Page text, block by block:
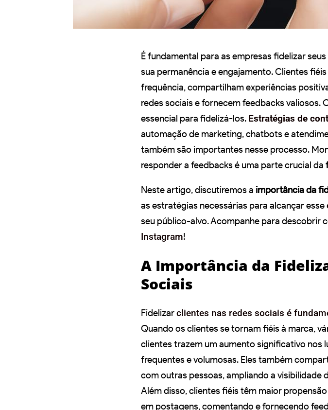
É fundamental para as empresas fidelizar
sua permanência e engajamento. Clientes
frequência, compartilham experiências
redes sociais e fornecem feedbacks valiosos.
essencial para fidelizá-los. Estratégias de
automação de marketing, chatbots e
também são importantes nesse processo.
responder a feedbacks é uma parte crucial da
Neste artigo, discutiremos a importância da
as estratégias necessárias para alcançar esse
seu público-alvo. Acompanhe para descobrir
Instagram!
A Importância da
Sociais
Fidelizarclientes nas redes sociais é
Quando os clientes se tornam fiéis à marca,
clientes trazem um aumento significativo nos
frequentes e volumosas. Eles também
com outras pessoas, ampliando a visibilidade
Além disso, clientes fiéis têm maior
em postagens, comentando e fornecendo